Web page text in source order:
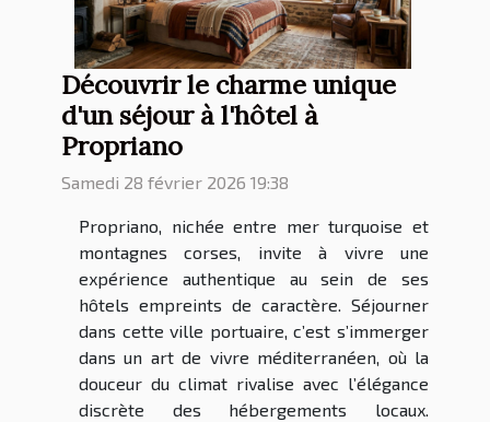
Découvrir le charme unique
d'un séjour à l'hôtel à
Propriano
Samedi 28 février 2026 19:38
Propriano, nichée entre mer turquoise et
montagnes corses, invite à vivre une
expérience authentique au sein de ses
hôtels empreints de caractère. Séjourner
dans cette ville portuaire, c’est s’immerger
dans un art de vivre méditerranéen, où la
douceur du climat rivalise avec l’élégance
discrète des hébergements locaux.